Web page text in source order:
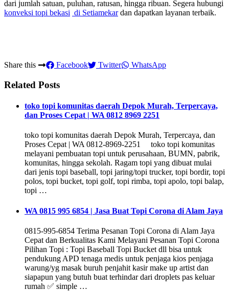
dari jumlah satuan, puluhan, ratusan, hingga ribuan. Segera hubungi
konveksi topi bekasi di Setiamekardan dapatkan layanan terbaik.
Share this Facebook Twitter WhatsApp
Related Posts
toko topi komunitas daerah Depok Murah, Terpercaya,
dan Proses Cepat | WA 0812 8969 2251
toko topi komunitas daerah Depok Murah, Terpercaya, dan
Proses Cepat | WA 0812-8969-2251 toko topi komunitas
melayani pembuatan topi untuk perusahaan, BUMN, pabrik,
komunitas, hingga sekolah. Ragam topi yang dibuat mulai
dari jenis topi baseball, topi jaring/topi trucker, topi bordir, topi
polos, topi bucket, topi golf, topi rimba, topi apolo, topi balap,
topi …
WA 0815 995 6854 | Jasa Buat Topi Corona di Alam Jaya
0815-995-6854 Terima Pesanan Topi Corona di Alam Jaya
Cepat dan Berkualitas Kami Melayani Pesanan Topi Corona
Pilihan Topi : Topi Baseball Topi Bucket dll bisa untuk
pendukung APD tenaga medis untuk penjaga kios penjaga
warung/yg masak buruh penjahit kasir make up artist dan
siapapun yang butuh buat terhindar dari droplets pas keluar
rumah ✅ simple …